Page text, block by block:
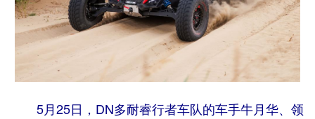
5月25日，DN多耐睿行者车队的车手牛月华、领